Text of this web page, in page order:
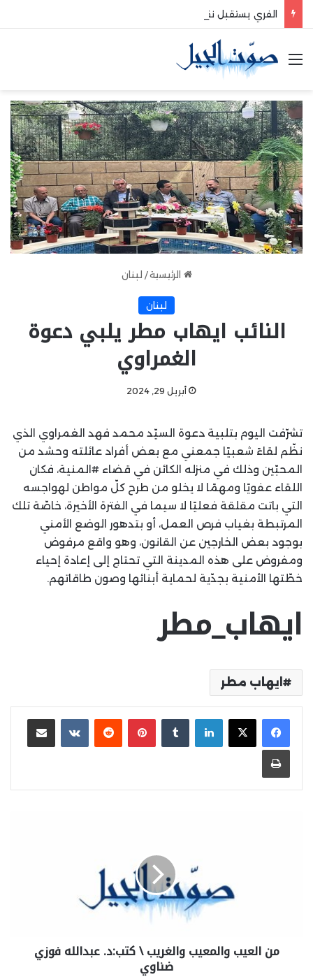
الفري يستقبل نقيب موظفي قاديشا
القائمة
الرئيسية / لبنان
لبنان
النائب ايهاب مطر يلبي دعوة
الغمراوي
أبريل 29, 2024
تشرّفت اليوم بتلبية دعوة السيّد محمد فهد الغمراوي الذي
نظّم لقاءً شعبيًا جمعني مع بعض أفراد عائلته وحشد من
المحبّين وذلك في منزله الكائن في قضاء #المنية، فكان
اللقاء عفويًا ومهمًا لا يخلو من طرح كلّ مواطن لهواجسه
التي باتت مقلقة فعليًا لا سيما في الفترة الأخيرة، خاصّة تلك
المرتبطة بغياب فرص العمل، أو بتدهور الوضع الأمني
بوجود بعض الخارجين عن القانون، وهو واقع مرفوض
ومفروض على هذه المدينة التي تحتاج إلى إعادة إحياء
خطّتها الأمنية بجدّية لحماية أبنائها وصون طاقاتهم.
ايهاب_مطر
ايهاب مطر
لينكدإن بينتيريست مشاركة عبر البريد
طباعة
من العيب والمعيب والغريب \ كتب:د. عبدالله فوزي
ضناوي